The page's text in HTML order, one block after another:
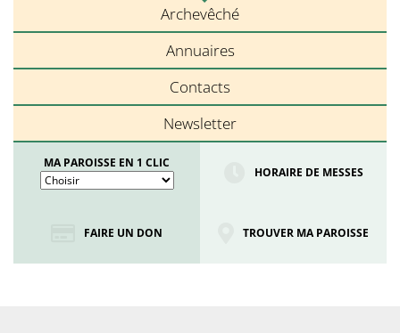
Archevêché
Annuaires
Contacts
Newsletter
MA PAROISSE EN 1 CLIC
HORAIRE DE MESSES
FAIRE UN DON TROUVER MA PAROISSE